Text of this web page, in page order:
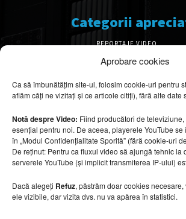
Aprobare cookies
Ca să îmbunătățim site-ul, folosim cookie-uri pentru
aflăm câți ne vizitați și ce articole citiți), fără alte date
Notă despre Video: Fiind producători de
esențial pentru noi. De aceea, playerele YouTube se
în „Modul Confidențialitate Sporită” (fără cookie-uri
De reținut: Pentru ca fluxul video să ajungă tehnic la
serverele YouTube (și implicit transmiterea IP-ului)
Dacă alegeți Refuz, păstrăm doar cookies
ele vizibile, dar vizita dvs. nu va apărea în statistici.
Categorii
REPORTAJE VIDEO
AMENAJĂRI INTERIOARE
DESIGN INTERIOR
ARHITECTURĂ & DESIGN
OPINII & ANALIZE
Articole
Cele mai impresionante cabane moderne
7 august 2026